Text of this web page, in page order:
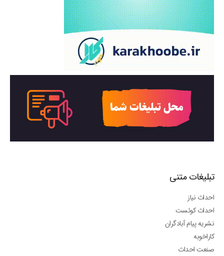
تبلیغات متنی
احداث نیاز
احداث کوئست
نشریه پیام آبادگران
کاراخوبه
صنعت احداث